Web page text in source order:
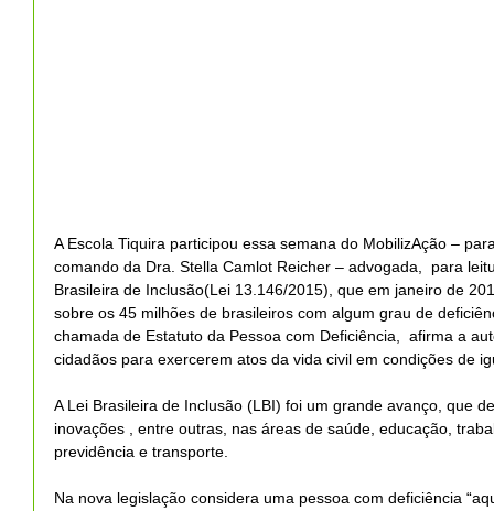
A Escola Tiquira participou essa semana do MobilizAção –
comando da Dra. Stella Camlot Reicher – advogada,  para
Brasileira de Inclusão(Lei 13.146/2015), que em janeiro de
sobre os 45 milhões de brasileiros com algum grau de
chamada de Estatuto da Pessoa com Deficiência,  afirma a
cidadãos para exercerem atos da vida civil em condições de
A Lei Brasileira de Inclusão (LBI) foi um grande avanço, que
inovações , entre outras, nas áreas de saúde, educação,
previdência e transporte.
Na nova legislação considera uma pessoa com deficiência